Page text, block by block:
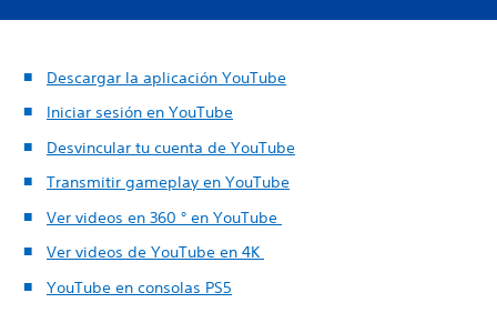
Descargar la aplicación YouTube
Iniciar sesión en YouTube
Desvincular tu cuenta de YouTube
Transmitir gameplay en YouTube
Ver videos en 360 ° en YouTube
Ver videos de YouTube en 4K
YouTube en consolas PS5